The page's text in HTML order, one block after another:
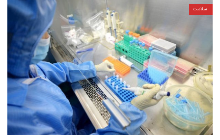
سلامت